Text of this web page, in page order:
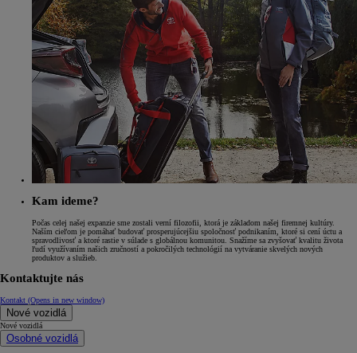
Kam ideme?
Počas celej našej expanzie sme zostali verní filozofii, ktorá je základom našej firemnej kultúry.
Naším cieľom je pomáhať budovať prosperujúcejšiu spoločnosť podnikaním, ktoré si cení úctu a
spravodlivosť a ktoré rastie v súlade s globálnou komunitou. Snažíme sa zvyšovať kvalitu života
ľudí využívaním našich zručností a pokročilých technológií na vytváranie skvelých nových
produktov a služieb.
Kontaktujte nás
Kontakt (Opens in new window)
Nové vozidlá
Nové vozidlá
Osobné vozidlá